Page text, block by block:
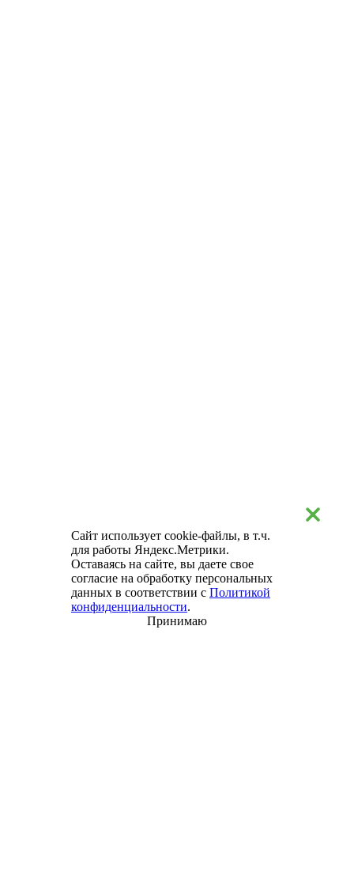
Сайт использует cookie-файлы, в т.ч.
для работы Яндекс.Метрики.
Оставаясь на сайте, вы даете свое
согласие на обработку персональных
данных в соответствии с Политикой
конфиденциальности.
Принимаю